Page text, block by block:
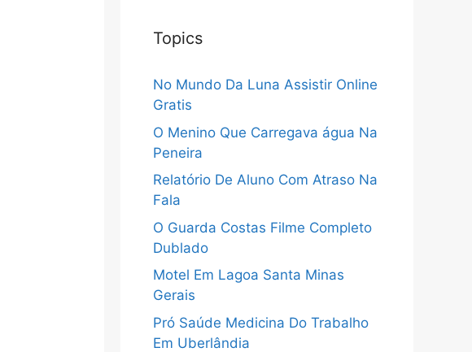
Topics
No Mundo Da Luna Assistir Online
Gratis
O Menino Que Carregava água Na
Peneira
Relatório De Aluno Com Atraso Na
Fala
O Guarda Costas Filme Completo
Dublado
Motel Em Lagoa Santa Minas
Gerais
Pró Saúde Medicina Do Trabalho
Em Uberlândia